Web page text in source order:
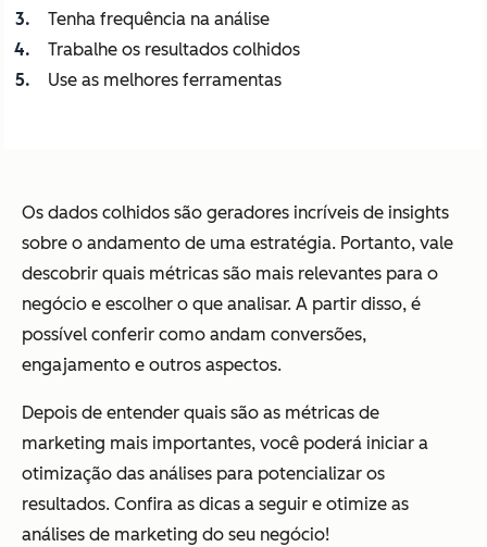
Tenha frequência na análise
Trabalhe os resultados colhidos
Use as melhores ferramentas
Os dados colhidos são geradores incríveis de insights
sobre o andamento de uma estratégia. Portanto, vale
descobrir quais métricas são mais relevantes para o
negócio e escolher o que analisar. A partir disso, é
possível conferir como andam conversões,
engajamento e outros aspectos.
Depois de entender quais são as métricas de
marketing mais importantes, você poderá iniciar a
otimização das análises para potencializar os
resultados. Confira as dicas a seguir e otimize as
análises de marketing do seu negócio!